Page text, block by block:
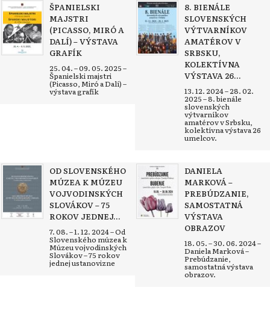
ŠPANIELSKI
MAJSTRI
(PICASSO, MIRÓ A
DALÍ) – VÝSTAVA
GRAFÍK
25. 04. – 09. 05. 2025 –
Španielski majstri
(Picasso, Miró a Dalí) –
výstava grafík
8. BIENÁLE
SLOVENSKÝCH
VÝTVARNÍKOV
AMATÉROV V
SRBSKU,
KOLEKTÍVNA
VÝSTAVA 26...
13. 12. 2024 – 28. 02.
2025 – 8. bienále
slovenských
výtvarníkov
amatérov v Srbsku,
kolektívna výstava 26
umelcov.
OD SLOVENSKÉHO
MÚZEA K MÚZEU
VOJVODINSKÝCH
SLOVÁKOV – 75
ROKOV JEDNEJ...
7. 08. – 1. 12. 2024 – Od
Slovenského múzea k
Múzeu vojvodinských
Slovákov – 75 rokov
jednej ustanovizne
DANIELA
MARKOVÁ –
PREBÚDZANIE,
SAMOSTATNÁ
VÝSTAVA
OBRAZOV
18. 05. – 30. 06. 2024 –
Daniela Marková –
Prebúdzanie,
samostatná výstava
obrazov.